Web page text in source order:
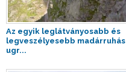
Az egyik leglátványosabb és
legveszélyesebb madárruhás
ugr...